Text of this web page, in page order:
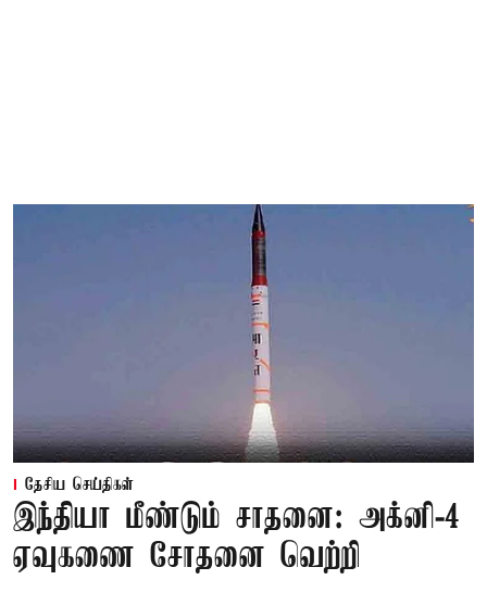
தேசிய செய்திகள்
இந்தியா மீண்டும் சாதனை: அக்னி-4
ஏவுகணை சோதனை வெற்றி